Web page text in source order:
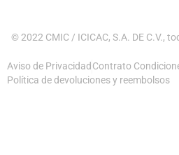
© 2022 CMIC / ICICAC, S.A. DE C.V.,
Aviso de Privacidad Contrato
Política de devoluciones y reembolsos